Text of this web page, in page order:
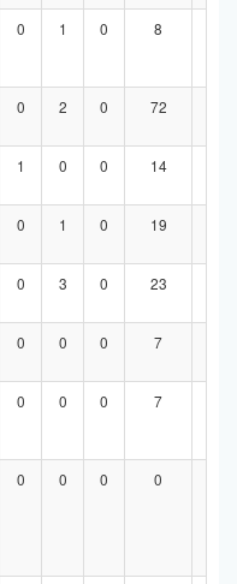
0 1 0 8
0 2 0 72
1 0 0 14
0 1 0 19
0 3 0 23
0 0 0 7
0 0 0 7
0 0 0 0